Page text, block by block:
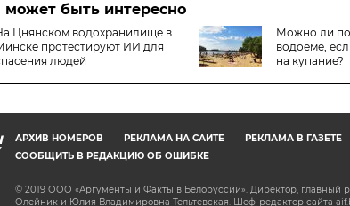
быть интересно
Цнянском водохранилище в
протестируют ИИ для
людей
Можно ли
водоеме,
на купание?
АРХИВ НОМЕРОВ РЕКЛАМА НА САЙТЕ РЕКЛАМА В ГАЗЕТЕ
СООБЩИТЬ В РЕДАКЦИЮ ОБ ОШИБКЕ
© 2019 ООО «Аргументы и Факты в Белоруссии». Директор, главный
Олейник и Юлия Владимировна Тельтевская. Шеф-редактор сайта